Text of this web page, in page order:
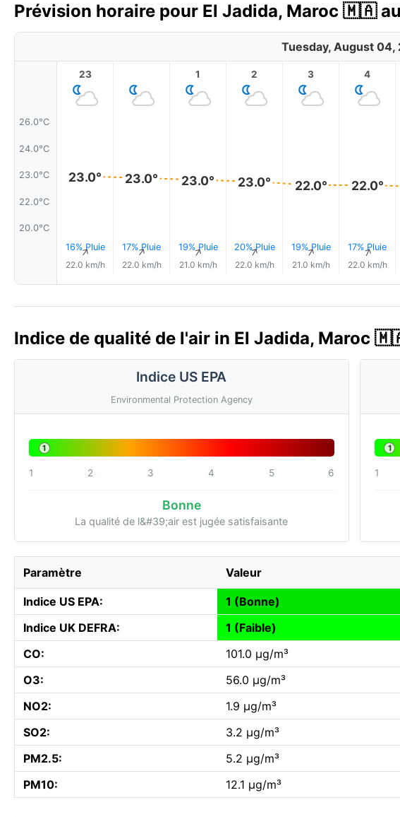
Prévision horaire pour El Jadida, Maroc 🇲🇦
Tuesday, August 04,
26.0°C
24.0°C
23.0°C
22.0°C
20.0°C
23
23.0°
16% Pluie
↑
22.0 km/h
23.0°
17% Pluie
↑
22.0 km/h
1
23.0°
19% Pluie
↑
21.0 km/h
2
23.0°
20% Pluie
↑
22.0 km/h
3
22.0°
19% Pluie
↑
21.0 km/h
4
22.0°
17% Pluie
↑
22.0 km/h
Indice de qualité de l'air in El Jadida, Maroc
Indice US EPA
Environmental Protection Agency
1
1 2 3 4 5 6
Bonne
La qualité de l&#39;air est jugée satisfaisante
1
1
Paramètre Valeur
Indice US EPA:
1 (Bonne)
Indice UK DEFRA:
1 (Faible)
CO:
101.0 µg/m³
O3:
56.0 µg/m³
NO2:
1.9 µg/m³
SO2:
3.2 µg/m³
PM2.5:
5.2 µg/m³
PM10:
12.1 µg/m³